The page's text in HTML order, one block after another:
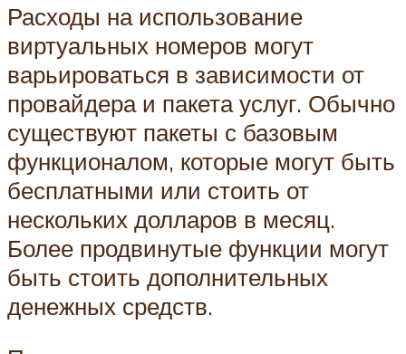
Расходы на использование
виртуальных номеров могут
варьироваться в зависимости от
провайдера и пакета услуг. Обычно
существуют пакеты с базовым
функционалом, которые могут быть
бесплатными или стоить от
нескольких долларов в месяц.
Более продвинутые функции могут
быть стоить дополнительных
денежных средств.